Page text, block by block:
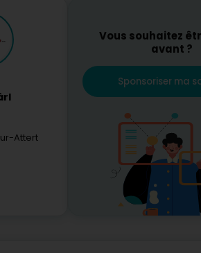
Attert
Vous souhaitez
avant ?
Sponsoriser ma